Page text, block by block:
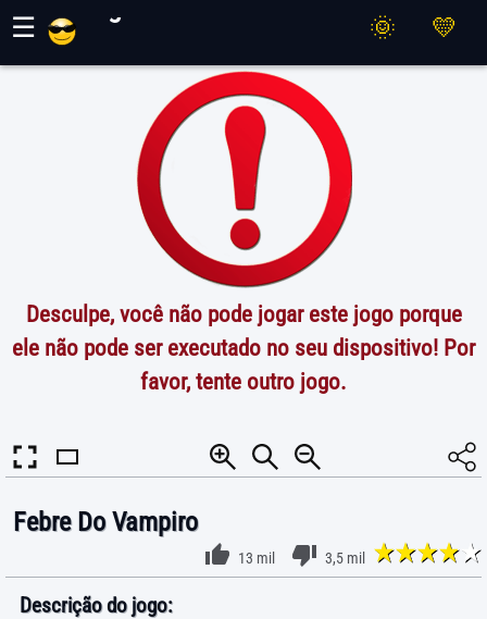
☰
Desculpe, você não pode jogar este jogo porque
ele não pode ser executado no seu dispositivo! Por
favor, tente outro jogo.
Febre Do Vampiro
13 mil 3,5 mil
Descrição do jogo: